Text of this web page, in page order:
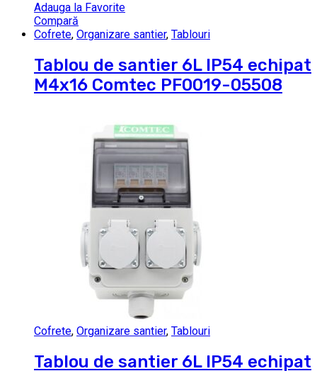
Adauga la Favorite
Compară
Cofrete, Organizare santier, Tablouri
Tablou de santier 6L IP54 echipat
M4x16 Comtec PF0019-05508
Cofrete, Organizare santier, Tablouri
Tablou de santier 6L IP54 echipat